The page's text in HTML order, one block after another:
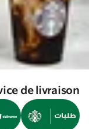
de livraison